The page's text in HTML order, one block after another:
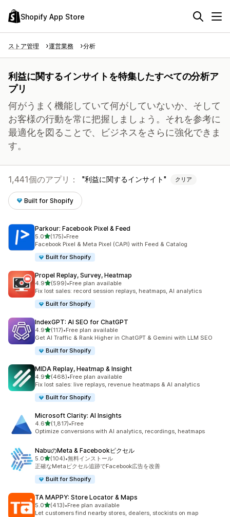
Shopify App Store
ストア管理 運営業務 分析
利益に関するインサイトを特集したすべての分析ア
プリ
何がうまく機能していて何がしていないか、そして
お客様の行動を常に把握しましょう。それを参考に
最適化を図ることで、ビジネスをさらに強化できま
す。
1,441個のアプリ： 利益に関するインサイト クリア
Built for Shopify
Parkour: Facebook Pixel & Feed
5.05つ星中
(175)
合計レビュー数：175件
•Free
Facebook Pixel & Meta Pixel (CAPI) with Feed & Catalog
Built for Shopify
Propel Replay, Survey, Heatmap
4.95つ星中
(599)
合計レビュー数：599件
•Free plan available
Fix lost sales: record session replays, heatmaps, AI analytics
Built for Shopify
IndexGPT: AI SEO for ChatGPT
4.95つ星中
(117)
合計レビュー数：117件
•Free plan available
Get AI Traffic & Rank Higher in ChatGPT & Gemini with LLM SEO
Built for Shopify
MIDA Replay, Heatmap & Insight
4.95つ星中
(468)
合計レビュー数：468件
•Free plan available
Fix lost sales: live replays, revenue heatmaps & AI analytics
Built for Shopify
Microsoft Clarity: AI Insights
4.65つ星中
(1,817)
合計レビュー数：1817件
•Free
Optimize conversions with AI analytics, recordings, heatmaps
NabuのMeta & Facebookピクセル
5.05つ星中
(104)
合計レビュー数：104件
•無料インストール
正確なMetaピクセル追跡でFacebook広告を改善
Built for Shopify
TA MAPPY: Store Locator & Maps
5.05つ星中
(413)
合計レビュー数：413件
•Free plan available
Let customers find nearby stores, dealers, stockists on map